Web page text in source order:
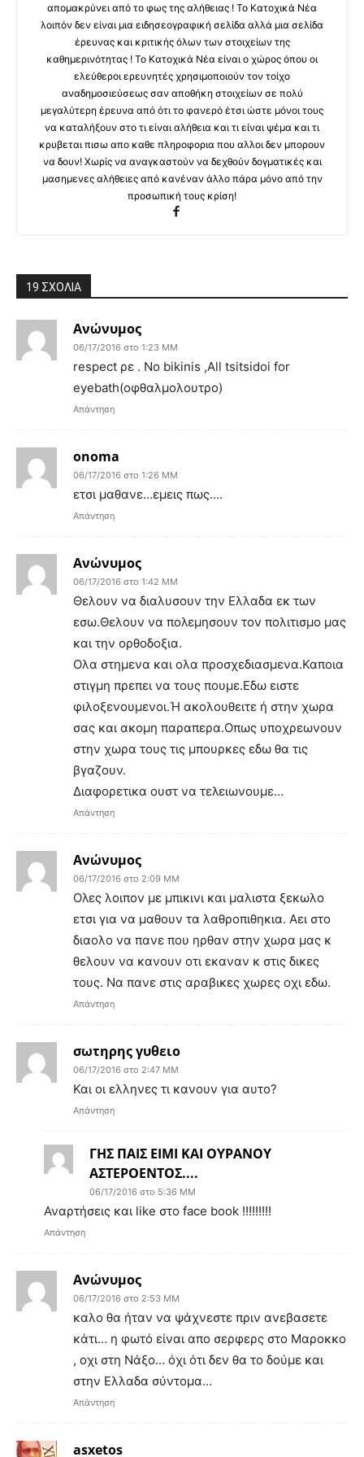
απομακρύνει από το φως της αλήθειας ! Το Κατοχικά Νέα
λοιπόν δεν είναι μια ειδησεογραφική σελίδα αλλά μια σελίδα
έρευνας και κριτικής όλων των στοιχείων της
καθημερινότητας ! Το Κατοχικά Νέα είναι ο χώρος όπου οι
ελεύθεροι ερευνητές χρησιμοποιούν τον τοίχο
αναδημοσιεύσεως σαν αποθήκη στοιχείων σε πολύ
μεγαλύτερη έρευνα από ότι το φανερό έτσι ώστε μόνοι τους
να καταλήξουν στο τι είναι αλήθεια και τι είναι ψέμα και τι
κρυβεται πισω απο καθε πληροφορια που αλλοι δεν μπορουν
να δουν! Χωρίς να αναγκαστούν να δεχθούν δογματικές και
μασημενες αλήθειες από κανέναν άλλο πάρα μόνο από την
προσωπική τους κρίση!
19 ΣΧΟΛΙΑ
Ανώνυμος
06/17/2016 στο 1:23 ΜΜ
respect ρε . No bikinis ,All tsitsidoi for
eyebath(οφθαλμολουτρο)
Απάντηση
onoma
06/17/2016 στο 1:26 ΜΜ
ετσι μαθανε…εμεις πως….
Απάντηση
Ανώνυμος
06/17/2016 στο 1:42 ΜΜ
Θελουν να διαλυσουν την Ελλαδα εκ των
εσω.Θελουν να πολεμησουν τον πολιτισμο μας
και την ορθοδοξια.
Ολα στημενα και ολα προσχεδιασμενα.Καποια
στιγμη πρεπει να τους πουμε.Εδω ειστε
φιλοξενουμενοι.Ή ακολουθειτε ή στην χωρα
σας και ακομη παραπερα.Οπως υποχρεωνουν
στην χωρα τους τις μπουρκες εδω θα τις
βγαζουν.
Διαφορετικα ουστ να τελειωνουμε…
Απάντηση
Ανώνυμος
06/17/2016 στο 2:09 ΜΜ
Ολες λοιπον με μπικινι και μαλιστα ξεκωλο
ετσι για να μαθουν τα λαθροπιθηκια. Αει στο
διαολο να πανε που ηρθαν στην χωρα μας κ
θελουν να κανουν οτι εκαναν κ στις δικες
τους. Να πανε στις αραβικες χωρες οχι εδω.
Απάντηση
σωτηρης γυθειο
06/17/2016 στο 2:47 ΜΜ
Και οι ελληνες τι κανουν για αυτο?
Απάντηση
ΓΗΣ ΠΑΙΣ ΕΙΜΙ ΚΑΙ ΟΥΡΑΝΟΥ
ΑΣΤΕΡΟΕΝΤΟΣ....
06/17/2016 στο 5:36 ΜΜ
Αναρτήσεις και like στο face book !!!!!!!!!
Απάντηση
Ανώνυμος
06/17/2016 στο 2:53 ΜΜ
καλο θα ήταν να ψάχνεστε πριν ανεβασετε
κάτι… η φωτό είναι απο σερφερς στο Μαροκκο
, οχι στη Νάξο… όχι ότι δεν θα το δούμε και
στην Ελλαδα σύντομα…
Απάντηση
asxetos